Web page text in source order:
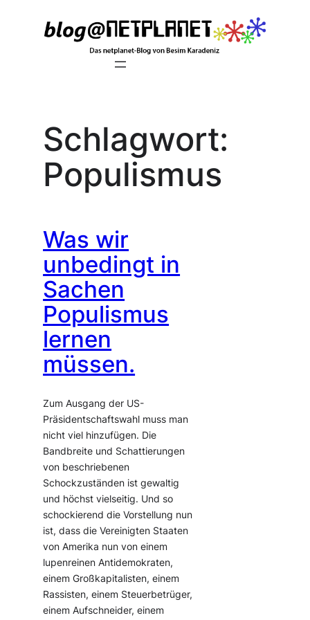
Schlagwort:
Populismus
Was wir
unbedingt in
Sachen
Populismus
lernen
müssen.
Zum Ausgang der US-
Präsidentschaftswahl muss man
nicht viel hinzufügen. Die
Bandbreite und Schattierungen
von beschriebenen
Schockzuständen ist gewaltig
und höchst vielseitig. Und so
schockierend die Vorstellung nun
ist, dass die Vereinigten Staaten
von Amerika nun von einem
lupenreinen Antidemokraten,
einem Großkapitalisten, einem
Rassisten, einem Steuerbetrüger,
einem Aufschneider, einem